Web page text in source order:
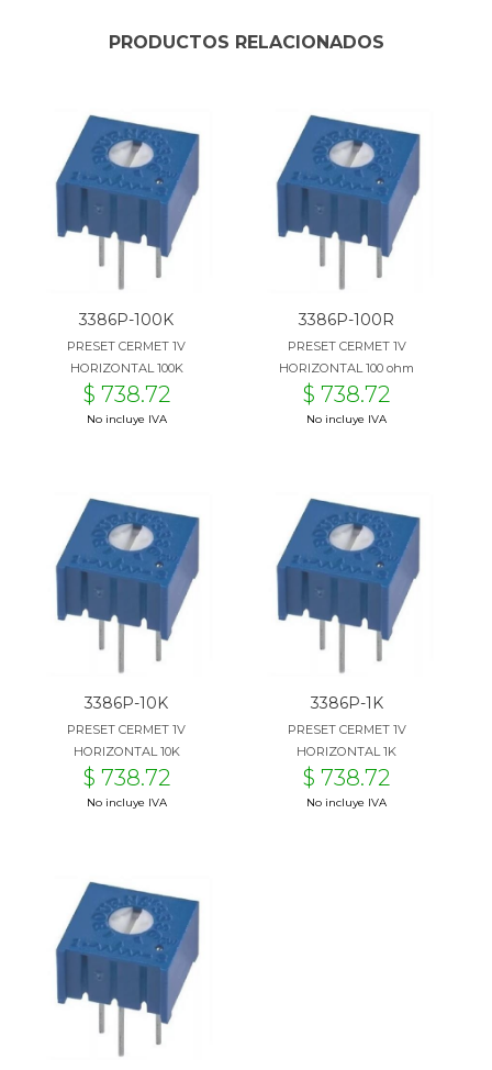
PRODUCTOS RELACIONADOS
3386P-100K
PRESET CERMET 1V
HORIZONTAL 100K
$ 738.72
No incluye IVA
3386P-100R
PRESET CERMET 1V
HORIZONTAL 100 ohm
$ 738.72
No incluye IVA
3386P-10K
PRESET CERMET 1V
HORIZONTAL 10K
$ 738.72
No incluye IVA
3386P-1K
PRESET CERMET 1V
HORIZONTAL 1K
$ 738.72
No incluye IVA